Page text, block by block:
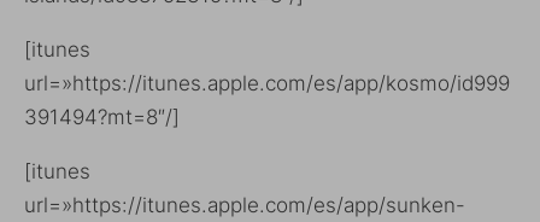
[itunes
url=»https://itunes.apple.com/es/app/kosmo/id999
391494?mt=8″/]
[itunes
url=»https://itunes.apple.com/es/app/sunken-